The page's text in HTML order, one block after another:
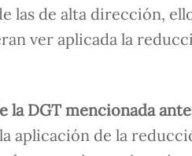
las de alta dirección,
ver aplicada la
la DGT mencionada
aplicación de la